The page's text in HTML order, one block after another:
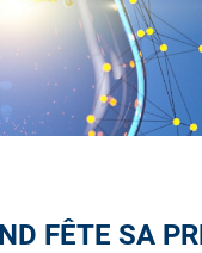
FÊTE SA